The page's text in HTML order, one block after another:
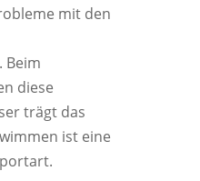
mit den
Beim
diese
trägt das
ist eine